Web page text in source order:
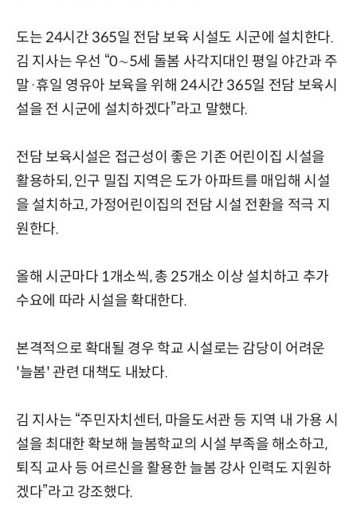
도는 24시간 365일 전담 보육 시설도 시군에 설치한다.
김 지사는 우선 “0∼5세 돌봄 사각지대인 평일 야간과 주
말·휴일 영유아 보육을 위해 24시간 365일 전담 보육시
설을 전 시군에 설치하겠다”라고 말했다.
전담 보육시설은 접근성이 좋은 기존 어린이집 시설을
활용하되, 인구 밀집 지역은 도가 아파트를 매입해 시설
을 설치하고, 가정어린이집의 전담 시설 전환을 적극 지
원한다.
올해 시군마다 1개소씩, 총 25개소 이상 설치하고 추가
수요에 따라 시설을 확대한다.
본격적으로 확대될 경우 학교 시설로는 감당이 어려운
'늘봄' 관련 대책도 내놨다.
김 지사는 “주민자치센터, 마을도서관 등 지역 내 가용 시
설을 최대한 확보해 늘봄학교의 시설 부족을 해소하고,
퇴직 교사 등 어르신을 활용한 늘봄 강사 인력도 지원하
겠다”라고 강조했다.